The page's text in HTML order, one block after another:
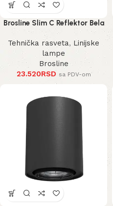
Brosline Slim C Reflektor Bela
4000K 1200 mm 40 mm 1292
mm
Tehnička rasveta,Linijske
lampe
Brosline
23.520RSD sa PDV-om